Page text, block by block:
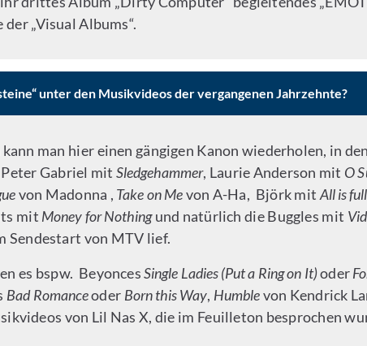
„Visual Albums“.
unter den Musikvideos der vergangenen Jahrzehnte?
man hier einen gängigen Kanon wiederholen, in
Peter Gabriel mitSledgehammer, Laurie Anderson mit O
von Madonna , Take on Mevon A-Ha, Björk mit All is
mit Money for Nothingund natürlich die Buggles mit
Sendestart von MTV lief.
es bspw. BeyoncesSingle Ladies (Put a Ring on It)oder
Bad Romanceoder Born this Way, Humblevon Kendrick
von Lil Nas X, die im Feuilleton besprochen